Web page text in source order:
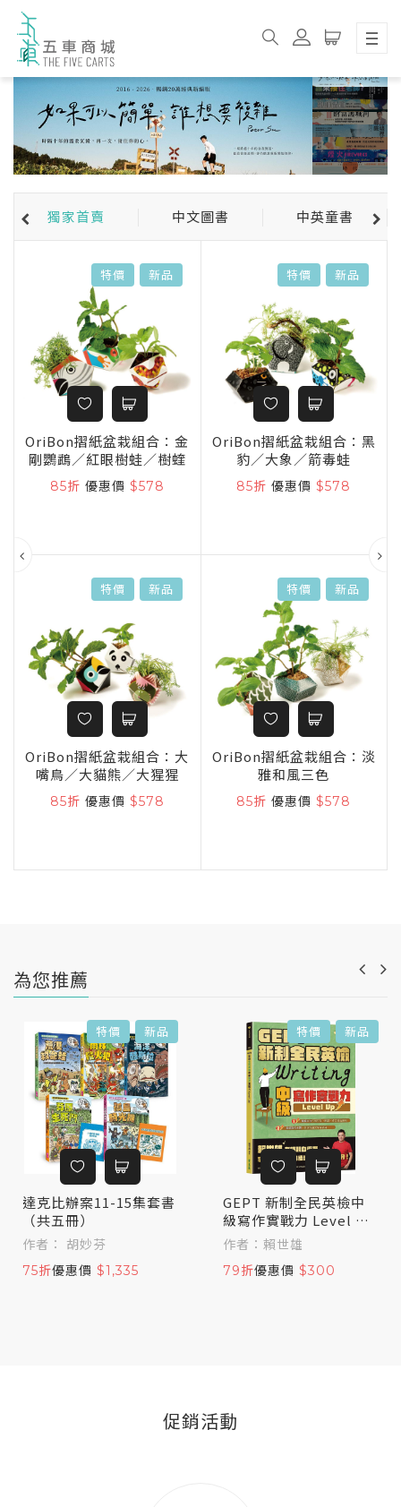
獨家首賣 中文圖書 中英童書
特價 新品
OriBon摺紙盆栽組合：金
剛鸚鵡／紅眼樹蛙／樹蝰
85折 優惠價 $578
特價 新品
OriBon摺紙盆栽組合：大
嘴鳥／大貓熊／大猩猩
85折 優惠價 $578
特價 新品
OriBon摺紙盆栽組合：黑
豹／大象／箭毒蛙
85折優惠價$578
特價 新品
OriBon摺紙盆栽組合：淡
雅和風三色
85折優惠價$578
為您推薦
特價 新品
達克比辦案11-15集套書
（共五冊）
作者： 胡妙芬
75折優惠價 $1,335
特價 新品
GEPT 新制全民英檢中
級寫作實戰力 Level U
p！
作者：賴世雄
79折優惠價 $300
促銷活動